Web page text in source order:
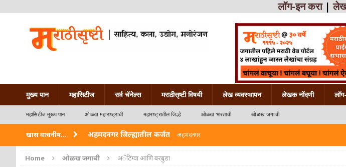
लॉग-इन करा|
मुख्य पान महासिटीज सर्व चॅनेल्स मराठीसृष्टी विषयी लेख व्यवस्थापन लेखक नोंदणी
महासिटीज मुख्य पान ओळख महाराष्ट्राची महाराष्ट्रातील जिल्हे ओळख भारताची ओळख जगाची
खास वाचनीय... अहमदनगर जिल्ह्यातील कर्जत अहमदनगर
विदर्भ जिल्हयातील मुख्यालय अकोला
Home ओळख जगाची अॅंटिग्वा आणि बरबुडा